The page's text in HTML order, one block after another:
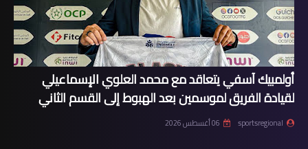
أولمبيك آسفي يتعاقد مع محمد العلوي الإسماعيلي
لقيادة الفريق لموسمين بعد الهبوط إلى القسم الثاني
sportsregional 06 أغسطس 2026